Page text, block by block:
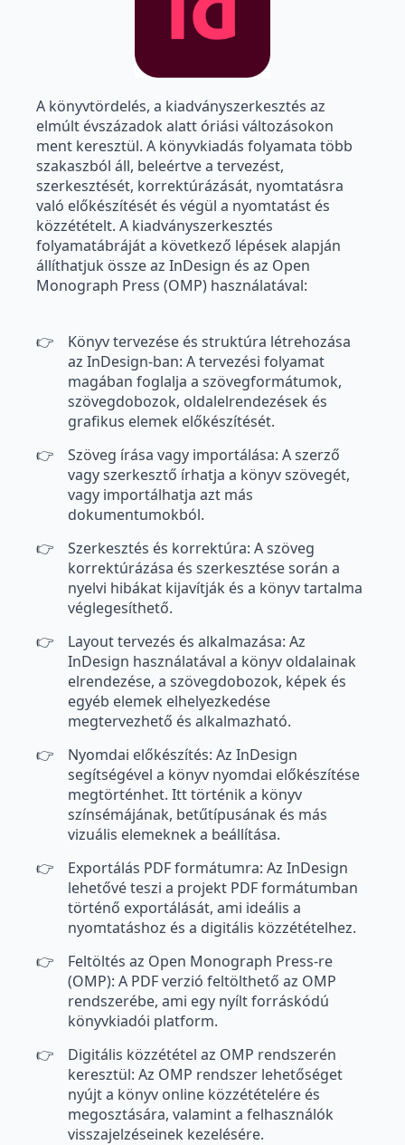
A könyvtördelés, a kiadványszerkesztés az
elmúlt évszázadok alatt óriási változásokon
ment keresztül. A könyvkiadás folyamata több
szakaszból áll, beleértve a tervezést,
szerkesztését, korrektúrázását, nyomtatásra
való előkészítését és végül a nyomtatást és
közzétételt. A kiadványszerkesztés
folyamatábráját a következő lépések alapján
állíthatjuk össze az InDesign és az Open
Monograph Press (OMP) használatával:
Könyv tervezése és struktúra létrehozása
az InDesign-ban: A tervezési folyamat
magában foglalja a szövegformátumok,
szövegdobozok, oldalelrendezések és
grafikus elemek előkészítését.
Szöveg írása vagy importálása: A szerző
vagy szerkesztő írhatja a könyv szövegét,
vagy importálhatja azt más
dokumentumokból.
Szerkesztés és korrektúra: A szöveg
korrektúrázása és szerkesztése során a
nyelvi hibákat kijavítják és a könyv tartalma
véglegesíthető.
Layout tervezés és alkalmazása: Az
InDesign használatával a könyv oldalainak
elrendezése, a szövegdobozok, képek és
egyéb elemek elhelyezkedése
megtervezhető és alkalmazható.
Nyomdai előkészítés: Az InDesign
segítségével a könyv nyomdai előkészítése
megtörténhet. Itt történik a könyv
színsémájának, betűtípusának és más
vizuális elemeknek a beállítása.
Exportálás PDF formátumra: Az InDesign
lehetővé teszi a projekt PDF formátumban
történő exportálását, ami ideális a
nyomtatáshoz és a digitális közzétételhez.
Feltöltés az Open Monograph Press-re
(OMP): A PDF verzió feltölthető az OMP
rendszerébe, ami egy nyílt forráskódú
könyvkiadói platform.
Digitális közzététel az OMP rendszerén
keresztül: Az OMP rendszer lehetőséget
nyújt a könyv online közzétételére és
megosztására, valamint a felhasználók
visszajelzéseinek kezelésére.